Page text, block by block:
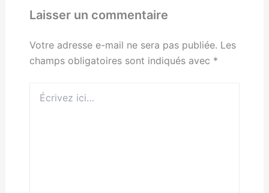
Laisser un commentaire
Votre adresse e-mail ne sera pas publiée. Les
champs obligatoires sont indiqués avec *
ici…